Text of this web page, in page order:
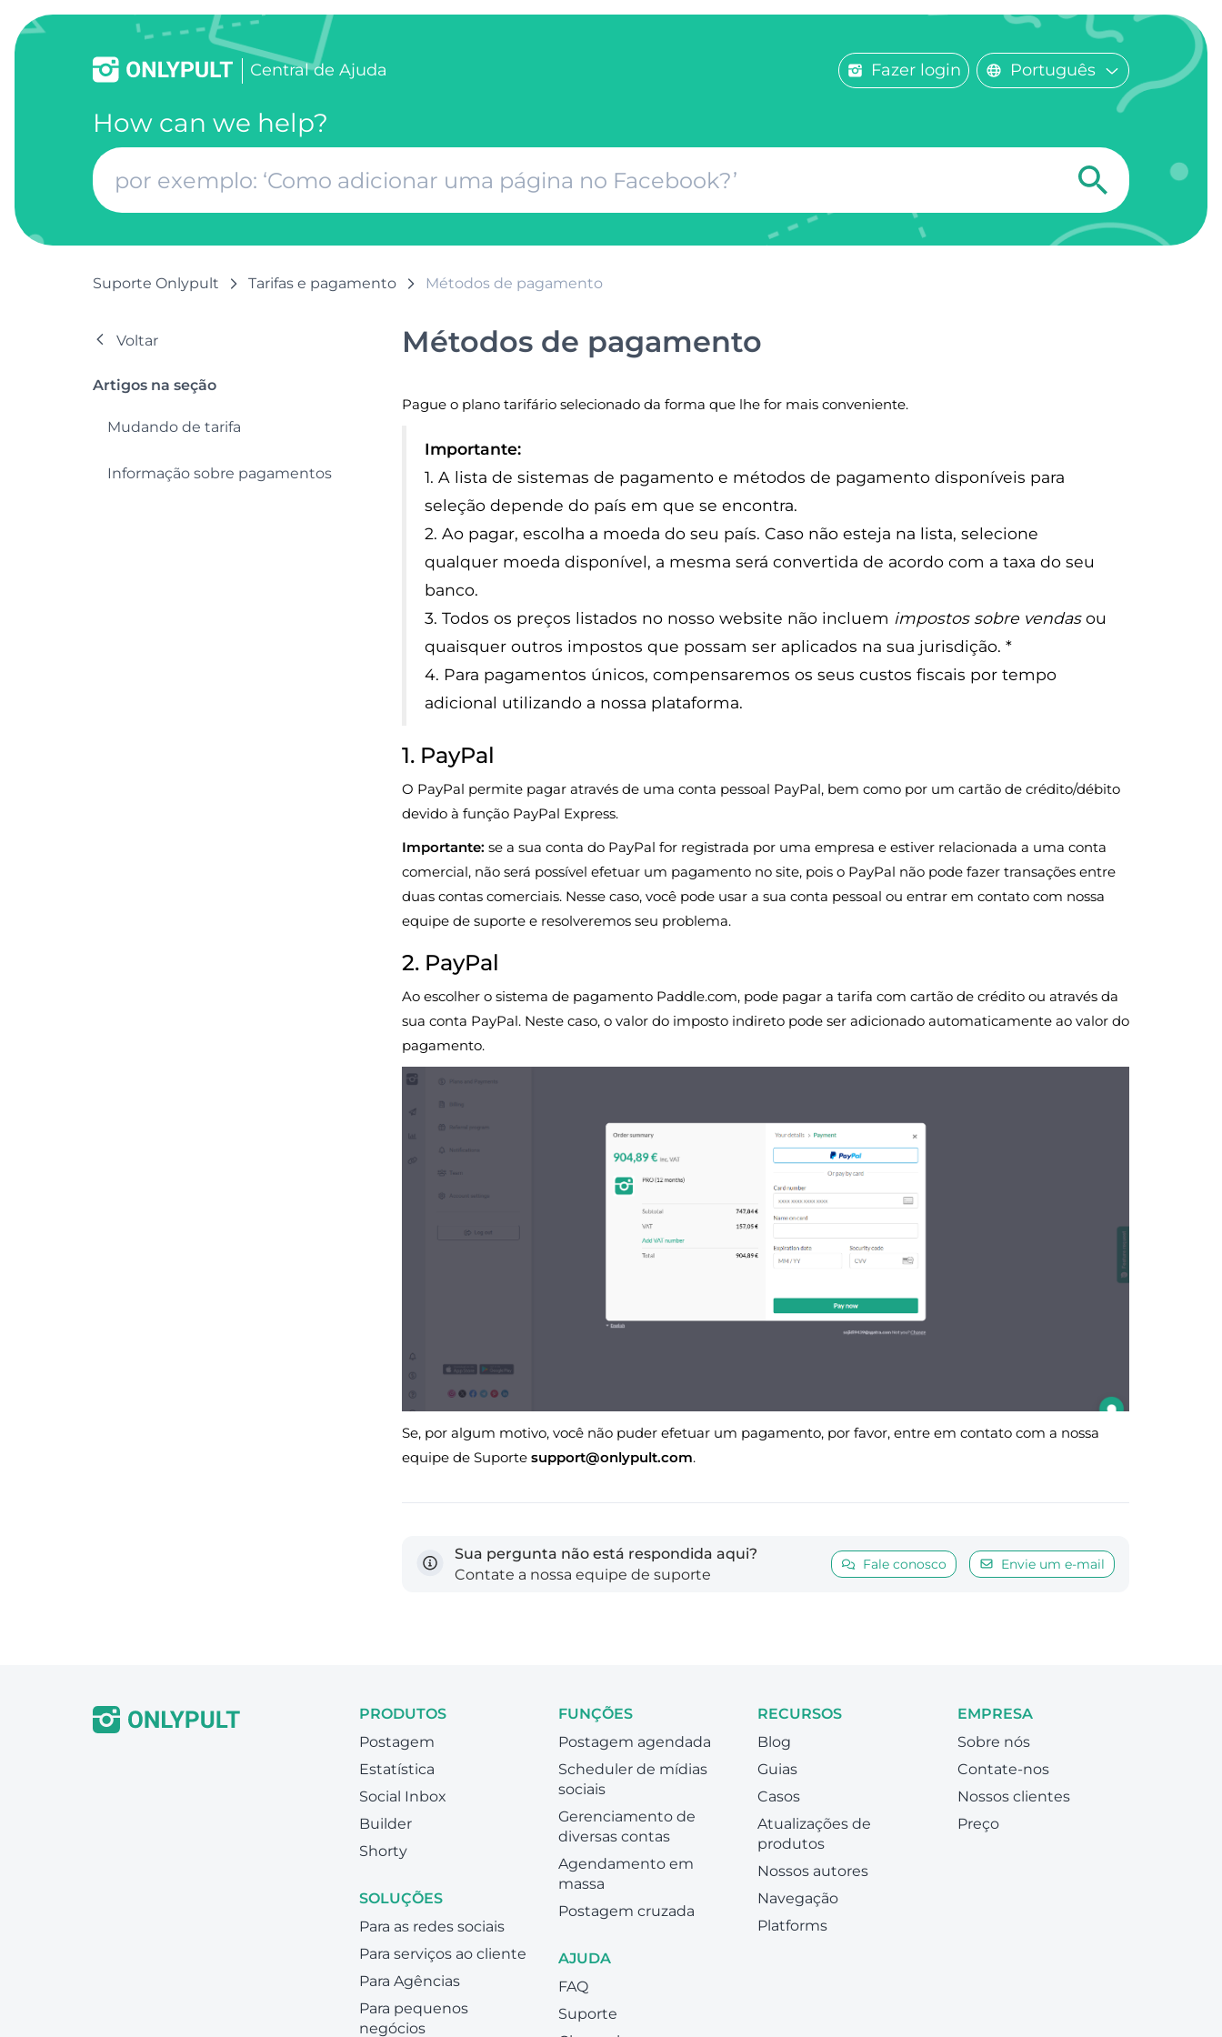
Сentral de Ajuda Fazer login Português
How can we help?
Suporte Onlypult Tarifas e pagamento Métodos de pagamento
Voltar
Artigos na seção
Mudando de tarifa
Informação sobre pagamentos
Métodos de pagamento
Pague o plano tarifário selecionado da forma que lhe for mais conveniente.
Importante:
1. A lista de sistemas de pagamento e métodos de pagamento disponíveis para
seleção depende do país em que se encontra.
2. Ao pagar, escolha a moeda do seu país. Caso não esteja na lista, selecione
qualquer moeda disponível, a mesma será convertida de acordo com a taxa do seu
banco.
3. Todos os preços listados no nosso website não incluem impostos sobre vendasou
quaisquer outros impostos que possam ser aplicados na sua jurisdição. *
4. Para pagamentos únicos, compensaremos os seus custos fiscais por tempo
adicional utilizando a nossa plataforma.
1. PayPal
O PayPal permite pagar através de uma conta pessoal PayPal, bem como por um cartão de crédito/débito
devido à função PayPal Express.
Importante: se a sua conta do PayPal for registrada por uma empresa e estiver relacionada a uma conta
comercial, não será possível efetuar um pagamento no site, pois o PayPal não pode fazer transações entre
duas contas comerciais. Nesse caso, você pode usar a sua conta pessoal ou entrar em contato com nossa
equipe de suporte e resolveremos seu problema.
2. PayPal
Ao escolher o sistema de pagamento Paddle.com, pode pagar a tarifa com cartão de crédito ou através da
sua conta PayPal. Neste caso, o valor do imposto indireto pode ser adicionado automaticamente ao valor do
pagamento.
Se, por algum motivo, você não puder efetuar um pagamento, por favor, entre em contato com a nossa
equipe de Suporte support@onlypult.com.
Sua pergunta não está respondida aqui?
Contate a nossa equipe de suporte
Fale conosco Envie um e-mail
PRODUTOS
Postagem
Estatística
Social Inbox
Builder
Shorty
SOLUÇÕES
Para as redes sociais
Para serviços ao cliente
Para Agências
Para pequenos
negócios
FUNÇÕES
Postagem agendada
Scheduler de mídias
sociais
Gerenciamento de
diversas contas
Agendamento em
massa
Postagem cruzada
AJUDA
FAQ
Suporte
RECURSOS
Blog
Guias
Casos
Atualizações de
produtos
Nossos autores
Navegação
Platforms
EMPRESA
Sobre nós
Contate-nos
Nossos clientes
Preço